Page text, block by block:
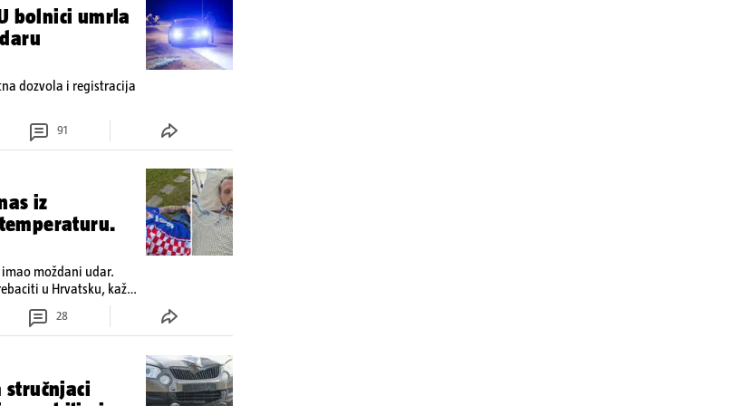
U bolnici umrla
dozvola i registracija
91
iz
imao moždani udar.
u Hrvatsku, kažu
72 sata'
28
stručnjaci